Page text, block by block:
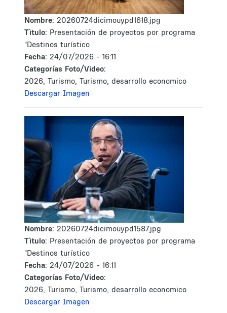
Nombre: 20260724dicimouypd1618.jpg
Tìtulo: Presentación de proyectos por programa
"Destinos turístico
Fecha: 24/07/2026 - 16:11
Categorías Foto/Video:
2026, Turismo, Turismo, desarrollo economico
Descargar Imagen
Nombre: 20260724dicimouypd1587.jpg
Tìtulo: Presentación de proyectos por programa
"Destinos turístico
Fecha: 24/07/2026 - 16:11
Categorías Foto/Video:
2026, Turismo, Turismo, desarrollo economico
Descargar Imagen